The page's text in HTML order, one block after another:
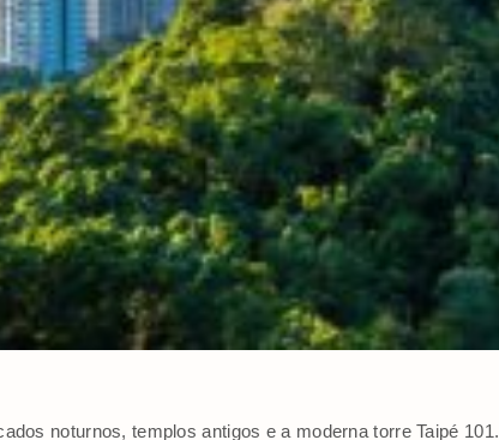
noturnos, templos antigos e a moderna torre Taipé 101.